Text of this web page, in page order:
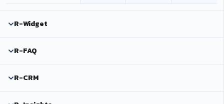
R-Widget
R-FAQ
R-CRM